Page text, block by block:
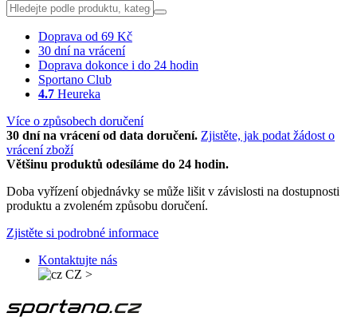
Doprava od 69 Kč
30 dní na vrácení
Doprava dokonce i do 24 hodin
Sportano Club
4.7 Heureka
Více o způsobech doručení
30 dní na vrácení od data doručení. Zjistěte, jak podat žádost o
vrácení zboží
Většinu produktů odesíláme do 24 hodin.
Doba vyřízení objednávky se může lišit v závislosti na dostupnosti
produktu a zvoleném způsobu doručení.
Zjistěte si podrobné informace
Kontaktujte nás
CZ >